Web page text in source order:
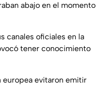
abajo en el momento
canales oficiales en la
tener conocimiento
europea evitaron emitir